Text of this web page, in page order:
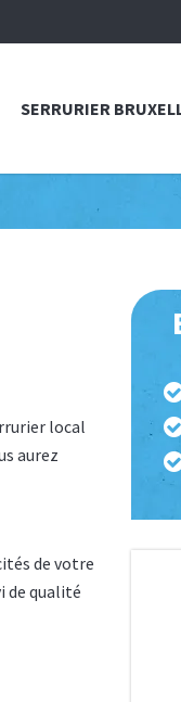
SERRURIER
local
aurez
de votre
de qualité